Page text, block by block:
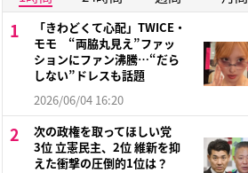
「きわどくて心配」TWICE・
モモ “両脇丸見え”ファッ
ションにファン沸騰…“だら
しない”ドレスも話題
2026/06/04 16:20
次の政権を取ってほしい党
3位 立憲民主、2位 維新を抑
えた衝撃の圧倒的1位は？